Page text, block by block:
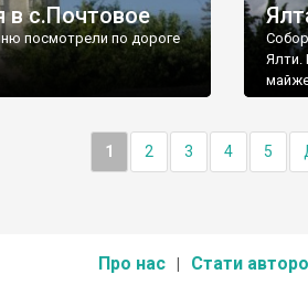
в с.Почтовое
посмотрели по дороге
Ялти.
майже
1 2 3 4 5
Про нас Стати